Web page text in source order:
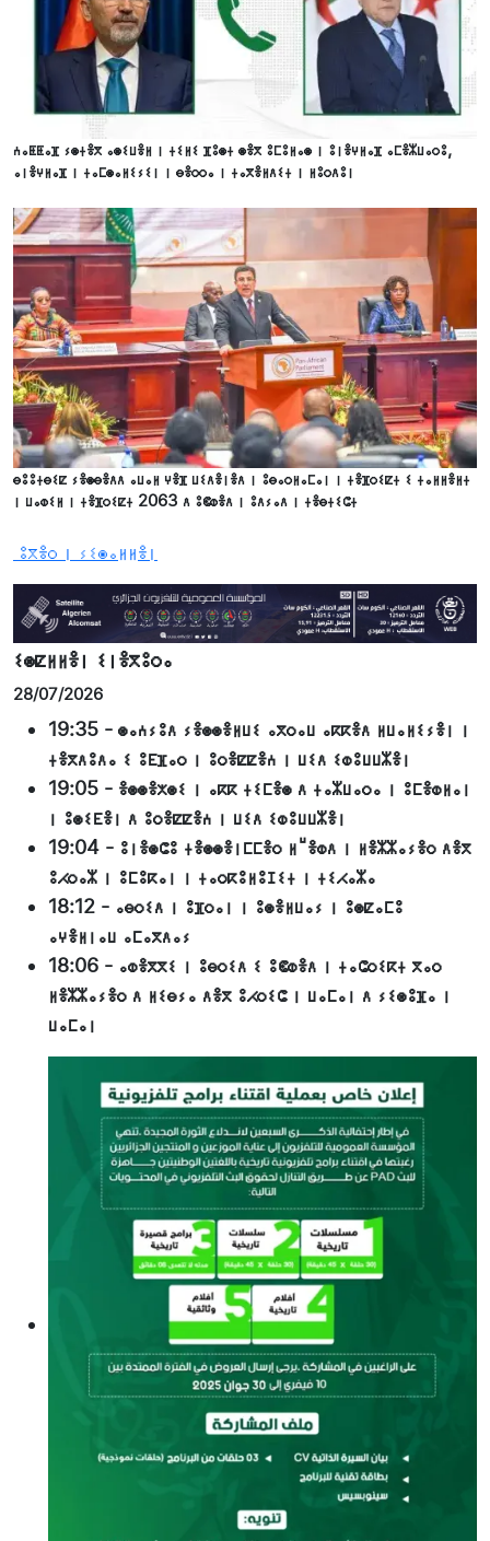
ⵄⴰⵟⵟⴰⴼ ⵢⵙⵜⴻⴳ ⴰⵙⵉⵡⴻⵍ ⵏ ⵜⵉⵍⵉ ⴼⵓⵙⵜ ⵙⴻⴳ ⵓⵎⵓⵍⴰⵙ ⵏ ⵓⵏⴻⵖⵍⴰⴼ ⴰⵎⴻⵣⵡⴰⵔⵓ,
ⴰⵏⴻⵖⵍⴰⴼ ⵏ ⵜⴰⵎⵙⴰⵍⵉⵢⵉⵏ ⵏ ⴱⴻⵔⵔⴰ ⵏ ⵜⴰⴳⴻⵍⴷⵉⵜ ⵏ ⵍⵓⵔⴷⵓⵏ
ⴱⵓⵓⵜⴱⵉⵇ ⵢⴻⵙⴱⴻⴷⴷ ⴰⵡⴰⵍ ⵖⴻⴼ ⵡⵉⴷⴻⵏⴻⴷ ⵏ ⵓⴱⴰⵔⵍⴰⵎⴰⵏ ⵏ ⵜⴻⴼⵔⵉⵇⵜ ⵉ ⵜⴰⵍⵍⴻⵍⵜ
ⵏ ⵡⴰⵀⵉⵍ ⵏ ⵜⴻⴼⵔⵉⵇⵜ 2063 ⴷ ⵓⵞⵀⴻⴷ ⵏ ⵓⴷⵢⴰⴷ ⵏ ⵜⴻⴱⵜⵉⵛⵜ
ⵓⴳⴻⵔ ⵏ ⵢⵉⵙⴰⵍⵍⴻⵏ
ⵉⵙⵇⵍⵍⴻⵏ ⵉⵏⴻⴳⵓⵔⴰ
28/07/2026
19:35 - ⵙⴰⵄⵢⵓⴷ ⵢⴻⵙⵙⴻⵍⵡⵉ ⴰⴳⵔⴰⵡ ⴰⴽⴽⴻⴷ ⵍⵡⴰⵍⵉⵢⴻⵏ ⵏ
ⵜⴻⴳⴷⵓⴷⴰ ⵉ ⵓⴹⴼⴰⵔ ⵏ ⵓⵔⴻⵇⵇⴻⵄ ⵏ ⵡⵉⴷ ⵉⵀⵓⵡⵡⵣⴻⵏ
19:05 - ⴻⵙⵙⴻⵅⵙⵉ ⵏ ⴰⴽⴽ ⵜⵉⵎⴻⵙ ⴷ ⵜⴰⵣⵡⴰⵔⴰ ⵏ ⵓⵎⴻⵀⵍⴰⵏ
ⵏ ⵓⵙⵉⴹⴻⵏ ⴷ ⵓⵔⴻⵇⵇⴻⵄ ⵏ ⵡⵉⴷ ⵉⵀⵓⵡⵡⵣⴻⵏ
19:04 - ⵓⵏⴻⵙⵛⵓ ⵜⴻⵙⵙⴻⵏⵎⵎⴻⵔ ⵍⵯⴻⵀⴷ ⵏ ⵍⴻⵣⵣⴰⵢⴻⵔ ⴷⴻⴳ
ⵓⵃⵔⴰⵣ ⵏ ⵓⵎⵓⴽⴰⵏ ⵏ ⵜⴰⵔⴽⵓⵍⵓⵊⵉⵜ ⵏ ⵜⵉⵃⴰⵣⴰ
18:12 - ⴰⴱⵔⵉⴷ ⵏ ⵓⴼⵔⴰⵏ ⵏ ⵓⵙⴻⵍⵡⴰⵢ ⵏ ⵓⵙⵇⴰⵎⵓ
ⴰⵖⴻⵍⵏⴰⵡ ⴰⵎⴰⴳⴷⴰⵢ
18:06 - ⴰⵀⴻⴳⴳⵉ ⵏ ⵓⴱⵔⵉⴷ ⵉ ⵓⵞⵀⴻⴷ ⵏ ⵜⴰⵛⵔⵉⴽⵜ ⴳⴰⵔ
ⵍⴻⵣⵣⴰⵢⴻⵔ ⴷ ⵍⵉⴱⵢⴰ ⴷⴻⴳ ⵓⵃⵔⵉⵛ ⵏ ⵡⴰⵎⴰⵏ ⴷ ⵢⵉⵙⵓⴼⴰ ⵏ
ⵡⴰⵎⴰⵏ